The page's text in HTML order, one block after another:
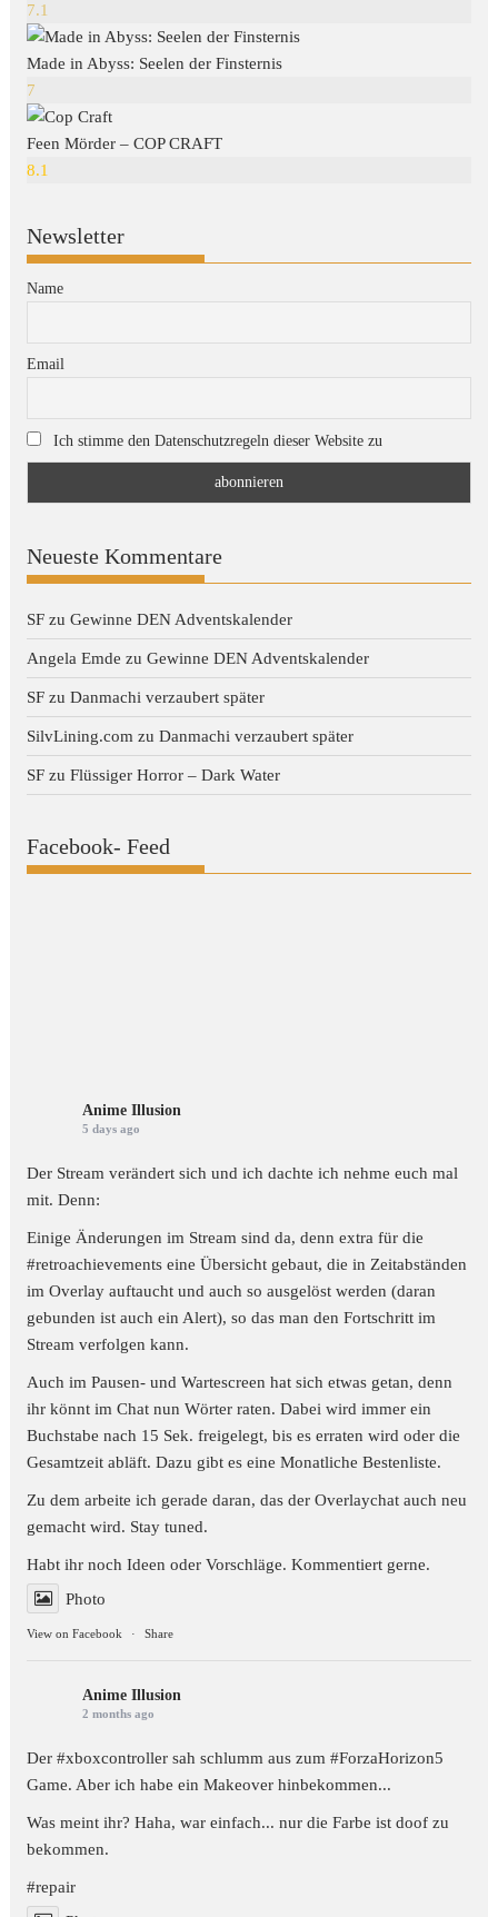
7.1
Made in Abyss: Seelen der Finsternis
7
Feen Mörder – COP CRAFT
8.1
Newsletter
Name
Email
Ich stimme den Datenschutzregeln dieser Website zu
Neueste Kommentare
SF zuGewinne DEN Adventskalender
Angela Emde zuGewinne DEN Adventskalender
SF zuDanmachi verzaubert später
SilvLining.com zuDanmachi verzaubert später
SF zuFlüssiger Horror – Dark Water
Facebook- Feed
Anime Illusion
5 days ago
Der Stream verändert sich und ich dachte ich nehme euch mal
mit. Denn:
Einige Änderungen im Stream sind da, denn extra für die
#retroachievements eine Übersicht gebaut, die in Zeitabständen
im Overlay auftaucht und auch so ausgelöst werden (daran
gebunden ist auch ein Alert), so das man den Fortschritt im
Stream verfolgen kann.
Auch im Pausen- und Wartescreen hat sich etwas getan, denn
ihr könnt im Chat nun Wörter raten. Dabei wird immer ein
Buchstabe nach 15 Sek. freigelegt, bis es erraten wird oder die
Gesamtzeit abläft. Dazu gibt es eine Monatliche Bestenliste.
Zu dem arbeite ich gerade daran, das der Overlaychat auch neu
gemacht wird. Stay tuned.
Habt ihr noch Ideen oder Vorschläge. Kommentiert gerne.
Photo
View on Facebook · Share
Anime Illusion
2 months ago
Der #xboxcontroller sah schlumm aus zum#ForzaHorizon5
Game. Aber ich habe ein Makeover hinbekommen...
Was meint ihr? Haha, war einfach... nur die Farbe ist doof zu
bekommen.
#repair